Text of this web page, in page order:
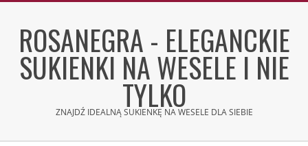
contentROSANEGRA - ELEGANCKIE
SUKIENKI NA WESELE I NIE
TYLKO
ZNAJDŹ IDEALNĄ SUKIENKĘ NA WESELE DLA SIEBIE